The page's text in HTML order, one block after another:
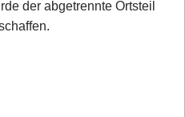
der abgetrennte Ortsteil